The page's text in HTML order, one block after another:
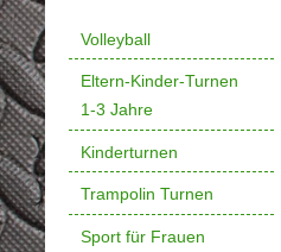
Volleyball
Eltern-Kinder-Turnen
1-3 Jahre
Kinderturnen
Trampolin Turnen
Sport für Frauen